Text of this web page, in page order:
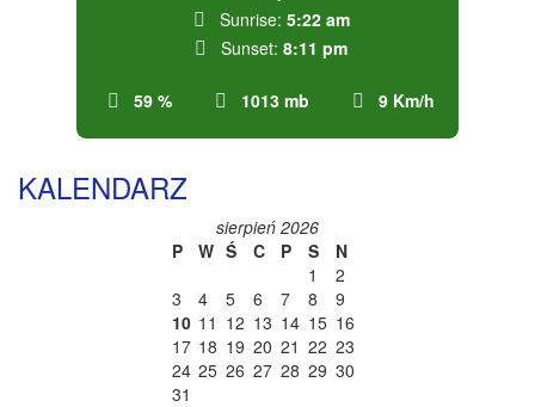
59 % 1013 mb 9 Km/h
Sunrise: 5:22 am
Sunset: 8:11 pm
KALENDARZ
sierpień 2026
P
W Ś C P S
N
1
2
3
4 5 6 7 8
9
10 11 12 13 14 15 16
17 18 19 20 21 22 23
24 25 26 27 28 29 30
31